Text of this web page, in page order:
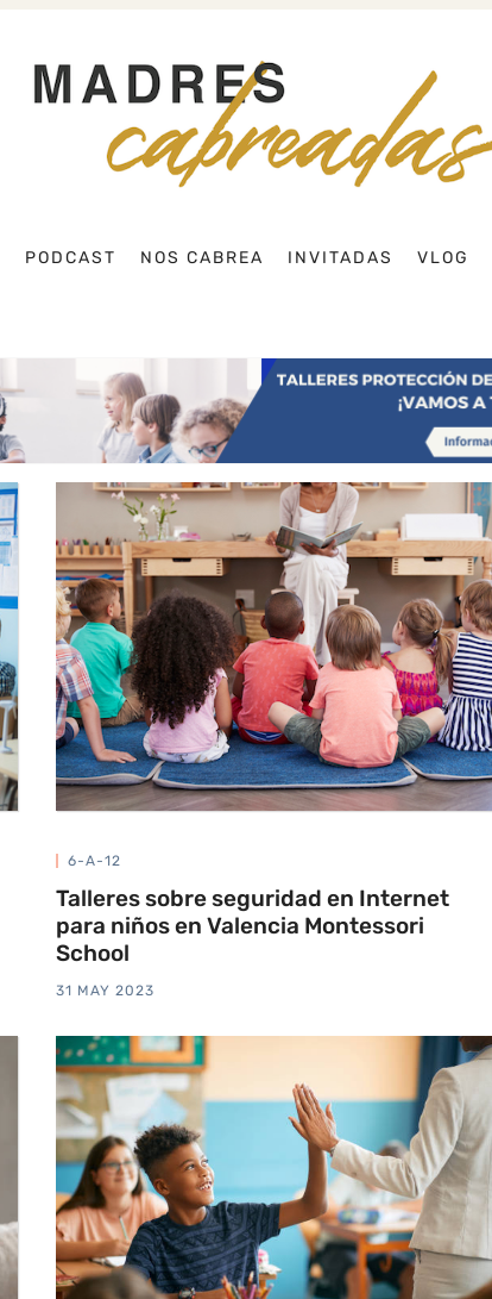
PODCAST NOS CABREA INVITADAS VLOG
6-A-12
Talleres sobre seguridad en Internet
para niños en Valencia Montessori
School
31 MAY 2023